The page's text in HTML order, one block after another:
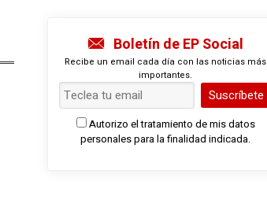
Boletín de EP Social
Recibe un email cada día con las noticias más
importantes.
Suscríbete
Autorizo el tratamiento de mis datos
personales para la finalidad indicada.